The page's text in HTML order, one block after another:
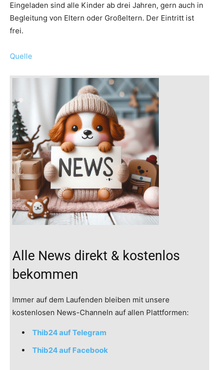
Eingeladen sind alle Kinder ab drei Jahren, gern auch in
Begleitung von Eltern oder Großeltern. Der Eintritt ist
frei.
Quelle
Alle News direkt & kostenlos
bekommen
Immer auf dem Laufenden bleiben mit unsere
kostenlosen News-Channeln auf allen Plattformen:
Thib24 auf Telegram
Thib24 auf Facebook